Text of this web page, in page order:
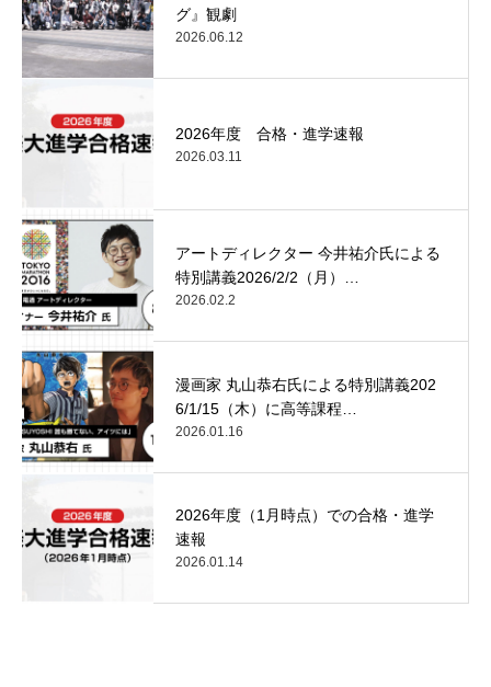
グ』観劇
2026.06.12
2026年度 合格・進学速報
2026.03.11
アートディレクター 今井祐介氏による
特別講義2026/2/2（月）…
2026.02.2
漫画家 丸山恭右氏による特別講義202
6/1/15（木）に高等課程…
2026.01.16
2026年度（1月時点）での合格・進学
速報
2026.01.14